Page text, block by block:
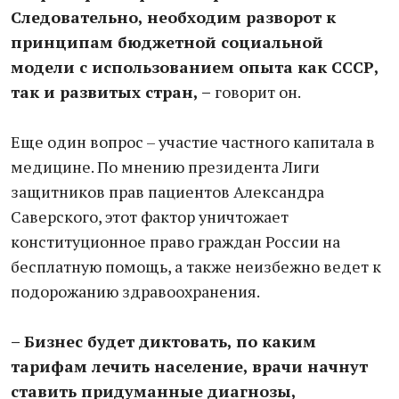
Следовательно, необходим разворот к
принципам бюджетной социальной
модели с использованием опыта как СССР,
так и развитых стран, – говорит он.
Еще один вопрос – участие частного капитала в
медицине. По мнению президента Лиги
защитников прав пациентов Александра
Саверского, этот фактор уничтожает
конституционное право граждан России на
бесплатную помощь, а также неизбежно ведет к
подорожанию здравоохранения.
– Бизнес будет диктовать, по каким
тарифам лечить население, врачи начнут
ставить придуманные диагнозы,